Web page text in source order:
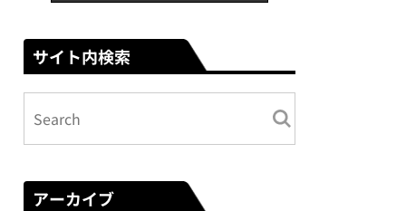
サイト内検索
アーカイブ